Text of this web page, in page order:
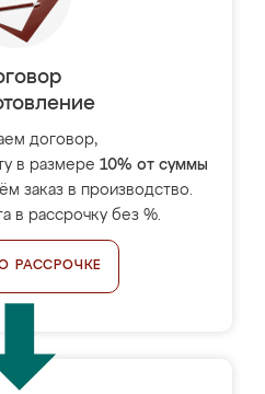
договор,
в размере 10% от суммы
заказ в производство.
в рассрочку без %.
РАССРОЧКЕ